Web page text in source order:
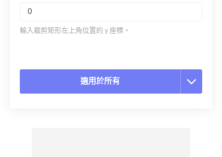
輸入裁剪矩形左上角位置的 y 座標。
適用於所有